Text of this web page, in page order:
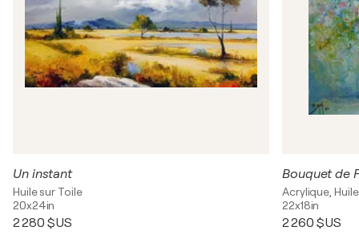
Un instant
Huile sur Toile
20x24in
2 280 $US
Bouquet de
Acrylique,
22x18in
2 260 $US